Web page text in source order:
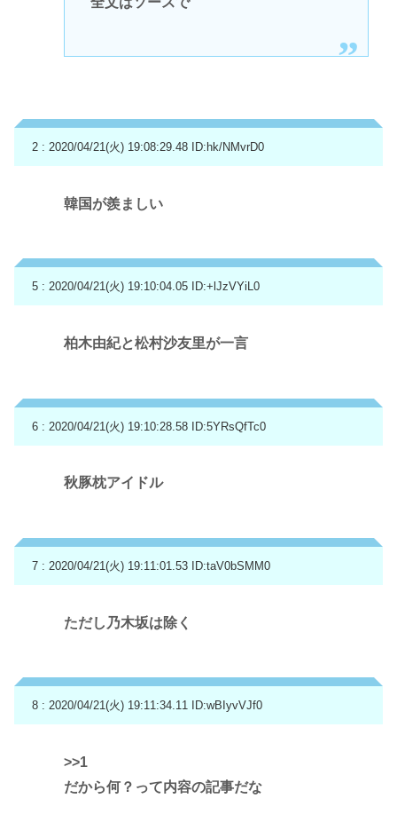
2 : 2020/04/21(火) 19:08:29.48 ID:hk/NMvrD0
韓国が羨ましい
5 : 2020/04/21(火) 19:10:04.05 ID:+lJzVYiL0
柏木由紀と松村沙友里が一言
6 : 2020/04/21(火) 19:10:28.58 ID:5YRsQfTc0
秋豚枕アイドル
7 : 2020/04/21(火) 19:11:01.53 ID:taV0bSMM0
ただし乃木坂は除く
8 : 2020/04/21(火) 19:11:34.11 ID:wBIyvVJf0
>>1
だから何？って内容の記事だな